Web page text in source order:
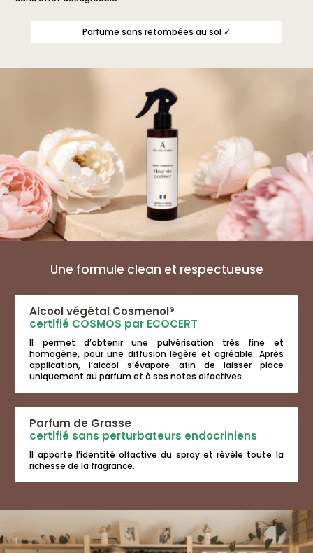
Parfume sans retombées au sol ✓
Une formule clean et respectueuse
Alcool végétal Cosmenol®
certifié COSMOS par ECOCERT
Il permet d’obtenir une pulvérisation très fine et
homogène, pour une diffusion légère et agréable. Après
application, l’alcool s’évapore afin de laisser place
uniquement au parfum et à ses notes olfactives.
Parfum de Grasse
certifié sans perturbateurs endocriniens
Il apporte l’identité olfactive du spray et révèle toute la
richesse de la fragrance.